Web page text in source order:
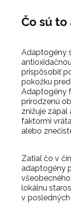
Čo sú
Adaptogény
prispôsobiť
pokožku
Adaptogény
prirodzenú
znižuje zápal
faktormi
alebo
Zatiaľ čo v
adaptogény
lokálnu
v posledných